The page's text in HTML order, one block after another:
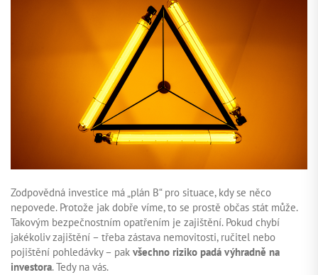
Zodpovědná investice má „plán B“ pro situace, kdy se něco
nepovede. Protože jak dobře víme, to se prostě občas stát může.
Takovým bezpečnostním opatřením je zajištění. Pokud chybí
jakékoliv zajištění – třeba zástava nemovitosti, ručitel nebo
pojištění pohledávky – pak všechno riziko padá výhradně na
investora. Tedy na vás.